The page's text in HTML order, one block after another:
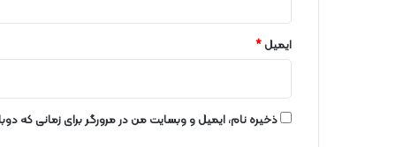
ایمیل*
ذخیره نام، ایمیل و وبسایت من در مرورگر برای زمانی که